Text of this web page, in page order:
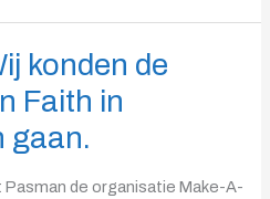
konden de
Faith in
gaan.
de organisatie Make-A-